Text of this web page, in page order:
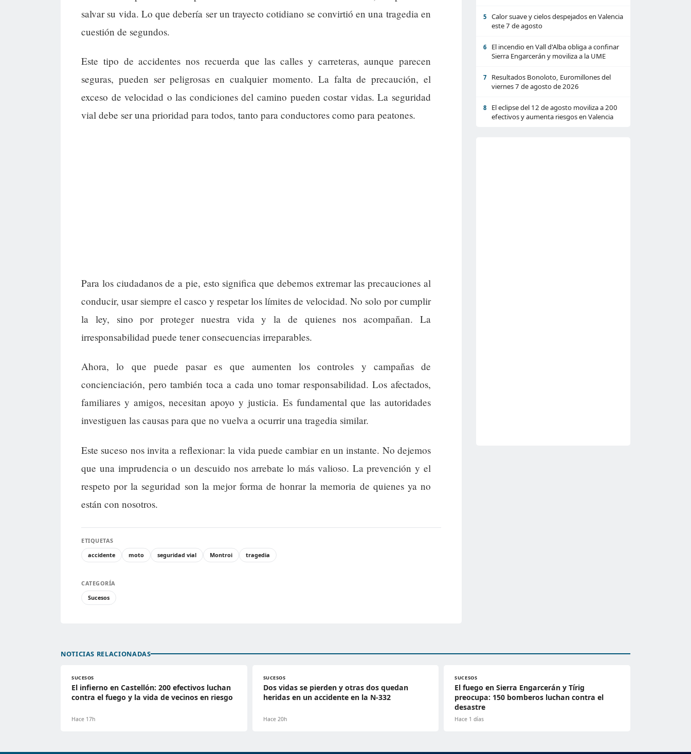
salvar su vida. Lo que debería ser un trayecto cotidiano se convirtió en una tragedia en
cuestión de segundos.
Este tipo de accidentes nos recuerda que las calles y carreteras, aunque parecen
seguras, pueden ser peligrosas en cualquier momento. La falta de precaución, el
exceso de velocidad o las condiciones del camino pueden costar vidas. La seguridad
vial debe ser una prioridad para todos, tanto para conductores como para peatones.
Para los ciudadanos de a pie, esto significa que debemos extremar las precauciones al
conducir, usar siempre el casco y respetar los límites de velocidad. No solo por cumplir
la ley, sino por proteger nuestra vida y la de quienes nos acompañan. La
irresponsabilidad puede tener consecuencias irreparables.
Ahora, lo que puede pasar es que aumenten los controles y campañas de
concienciación, pero también toca a cada uno tomar responsabilidad. Los afectados,
familiares y amigos, necesitan apoyo y justicia. Es fundamental que las autoridades
investiguen las causas para que no vuelva a ocurrir una tragedia similar.
Este suceso nos invita a reflexionar: la vida puede cambiar en un instante. No dejemos
que una imprudencia o un descuido nos arrebate lo más valioso. La prevención y el
respeto por la seguridad son la mejor forma de honrar la memoria de quienes ya no
están con nosotros.
ETIQUETAS
accidente
moto seguridad vial Montroi tragedia
CATEGORÍA
Sucesos
5
Calor suave y cielos despejados en Valencia
este 7 de agosto
6
El incendio en Vall d'Alba obliga a confinar
Sierra Engarcerán y moviliza a la UME
7
Resultados Bonoloto, Euromillones del
viernes 7 de agosto de 2026
8
El eclipse del 12 de agosto moviliza a 200
efectivos y aumenta riesgos en Valencia
NOTICIAS RELACIONADAS
SUCESOS
El infierno en Castellón: 200 efectivos luchan
contra el fuego y la vida de vecinos en riesgo
Hace 17h
SUCESOS
Dos vidas se pierden y otras dos quedan
heridas en un accidente en la N-332
Hace 20h
SUCESOS
El fuego en Sierra Engarcerán y Tírig
preocupa: 150 bomberos luchan contra el
desastre
Hace 1 días